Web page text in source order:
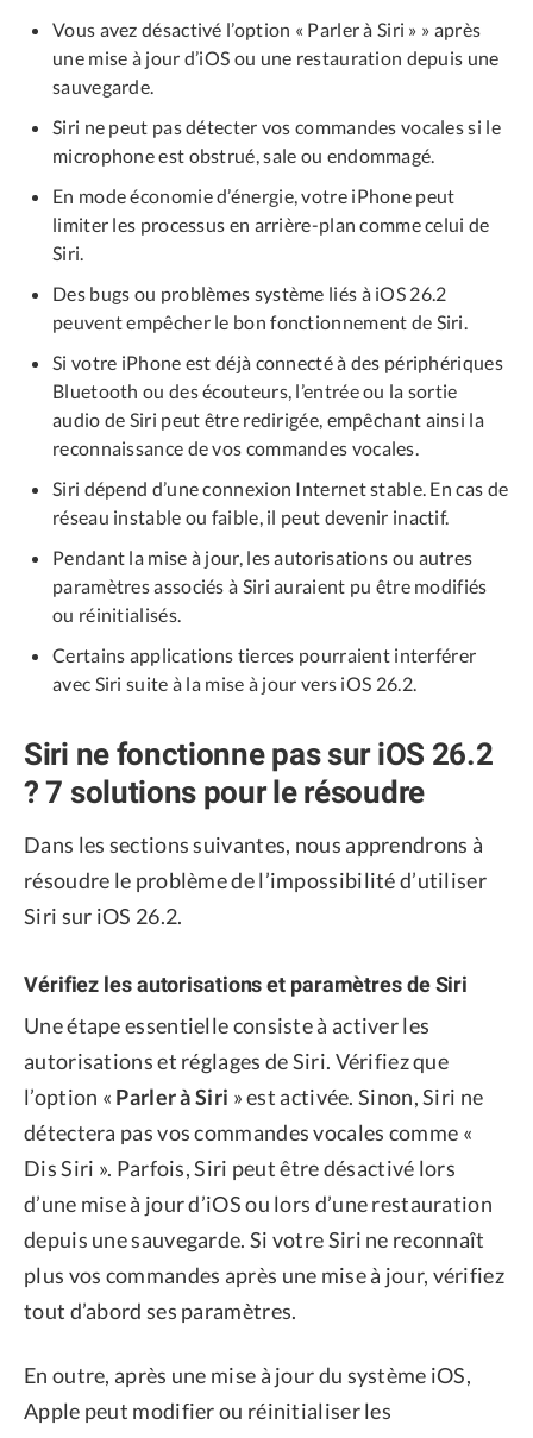
Vous avez désactivé l’option « Parler à Siri » » après
une mise à jour d’iOS ou une restauration depuis une
sauvegarde.
Siri ne peut pas détecter vos commandes vocales si le
microphone est obstrué, sale ou endommagé.
En mode économie d’énergie, votre iPhone peut
limiter les processus en arrière-plan comme celui de
Siri.
Des bugs ou problèmes système liés à iOS 26.2
peuvent empêcher le bon fonctionnement de Siri.
Si votre iPhone est déjà connecté à des périphériques
Bluetooth ou des écouteurs, l’entrée ou la sortie
audio de Siri peut être redirigée, empêchant ainsi la
reconnaissance de vos commandes vocales.
Siri dépend d’une connexion Internet stable. En cas de
réseau instable ou faible, il peut devenir inactif.
Pendant la mise à jour, les autorisations ou autres
paramètres associés à Siri auraient pu être modifiés
ou réinitialisés.
Certains applications tierces pourraient interférer
avec Siri suite à la mise à jour vers iOS 26.2.
Siri ne fonctionne pas sur iOS 26.2
? 7 solutions pour le résoudre
Dans les sections suivantes, nous apprendrons à
résoudre le problème de l’impossibilité d’utiliser
Siri sur iOS 26.2.
Vérifiez les autorisations et paramètres de Siri
Une étape essentielle consiste à activer les
autorisations et réglages de Siri. Vérifiez que
l’option « Parler à Siri » est activée. Sinon, Siri ne
détectera pas vos commandes vocales comme «
Dis Siri ». Parfois, Siri peut être désactivé lors
d’une mise à jour d’iOS ou lors d’une restauration
depuis une sauvegarde. Si votre Siri ne reconnaît
plus vos commandes après une mise à jour, vérifiez
tout d’abord ses paramètres.
En outre, après une mise à jour du système iOS,
Apple peut modifier ou réinitialiser les